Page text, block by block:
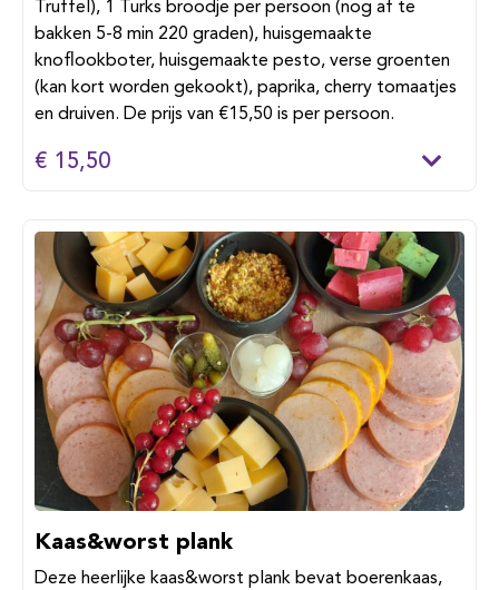
Truffel), 1 Turks broodje per persoon (nog af te
bakken 5-8 min 220 graden), huisgemaakte
knoflookboter, huisgemaakte pesto, verse groenten
(kan kort worden gekookt), paprika, cherry tomaatjes
en druiven. De prijs van €15,50 is per persoon.
€ 15,50
Kaas&worst plank
Deze heerlijke kaas&worst plank bevat boerenkaas,